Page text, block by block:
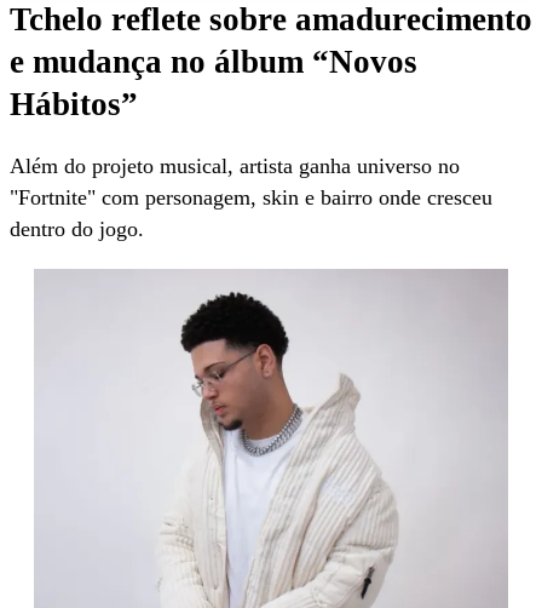
Tchelo reflete sobre amadurecimento
e mudança no álbum “Novos
Hábitos”
Além do projeto musical, artista ganha universo no
"Fortnite" com personagem, skin e bairro onde cresceu
dentro do jogo.